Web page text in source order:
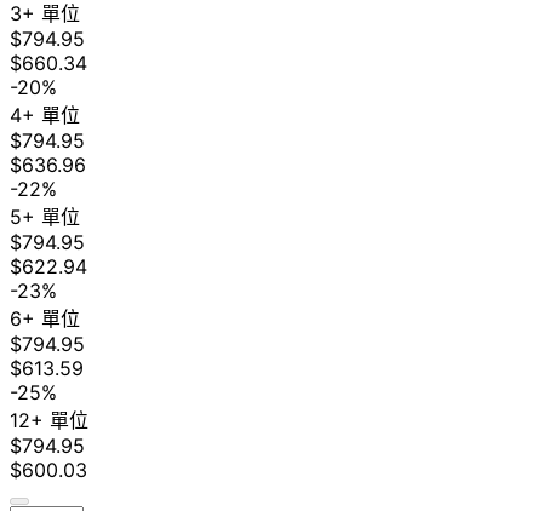
3+ 單位
$794.95
$660.34
-20%
4+ 單位
$794.95
$636.96
-22%
5+ 單位
$794.95
$622.94
-23%
6+ 單位
$794.95
$613.59
-25%
12+ 單位
$794.95
$600.03